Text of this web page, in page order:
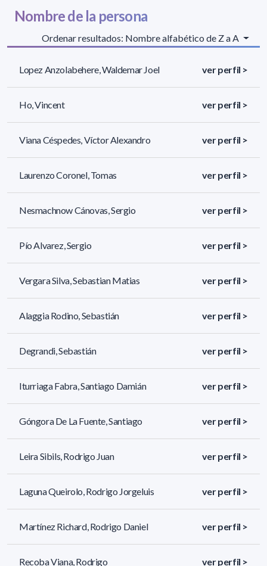
Nombre de la persona
Ordenar resultados: Nombre alfabético de Z a A
Lopez Anzolabehere, Waldemar Joel ver perfil >
Ho, Vincent ver perfil >
Viana Céspedes, Víctor Alexandro ver perfil >
Laurenzo Coronel, Tomas ver perfil >
Nesmachnow Cánovas, Sergio ver perfil >
Pío Alvarez, Sergio ver perfil >
Vergara Silva, Sebastian Matias ver perfil >
Alaggia Rodino, Sebastián ver perfil >
Degrandi, Sebastián ver perfil >
Iturriaga Fabra, Santiago Damián ver perfil >
Góngora De La Fuente, Santiago ver perfil >
Leira Sibils, Rodrigo Juan ver perfil >
Laguna Queirolo, Rodrigo Jorgeluis ver perfil >
Martínez Richard, Rodrigo Daniel ver perfil >
Recoba Viana, Rodrigo ver perfil >